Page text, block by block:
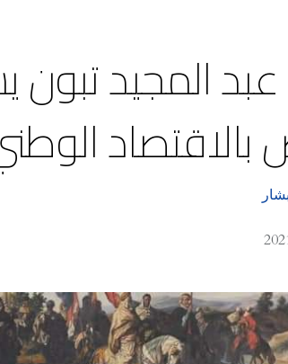
عبد المجيد
بالاقتصاد